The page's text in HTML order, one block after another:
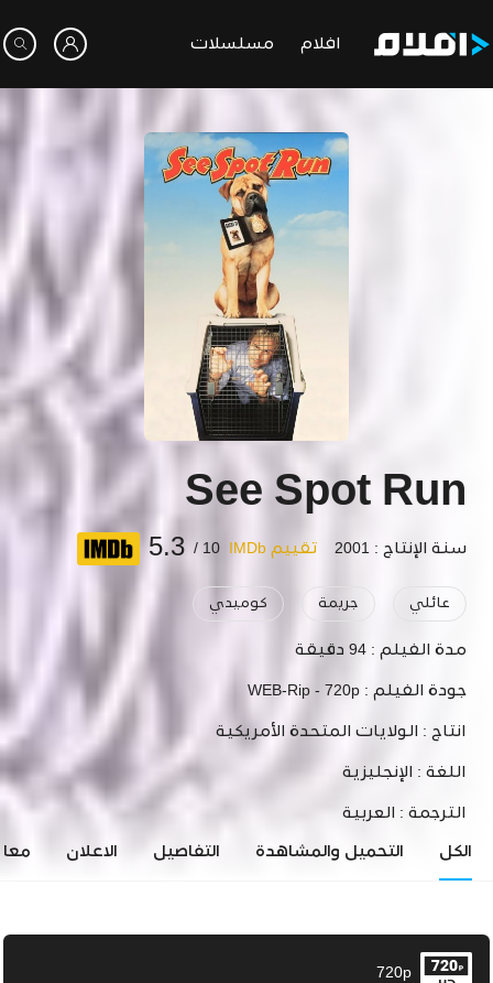
افلام مسلسلات
See Spot Run
سنة الإنتاج : 2001 تقييم IMDb 10 /
5.3
عائلي جريمة كوميدي
مدة الفيلم : 94 دقيقة
جودة الفيلم : WEB-Rip - 720p
انتاج : الولايات المتحدة الأمريكية
اللغة : الإنجليزية
الترجمة : العربية
الكل التحميل والمشاهدة التفاصيل الاعلان
720p